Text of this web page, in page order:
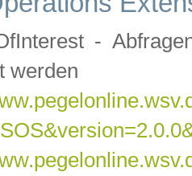
-
werden